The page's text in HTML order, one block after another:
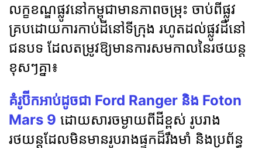
លក្ខខណ្ឌផ្លូវនៅកម្ពុជាមានភាពចម្រុះ ចាប់ពីផ្លូវ
គ្របដោយការកាប់ដីនៅទីក្រុង រហូតដល់ផ្លូវដីនៅ
ជនបទ ដែលតម្រូវឱ្យមានការសមកាលនៃរថយន្ត
ខុសៗគ្នា៖
គំរូប៊ីកអាប់ដូចជា Ford Ranger និង Foton
Mars 9 ដោយសារចម្ងាយពីដីខ្ពស់ រូបរាង
រថយន្តដែលមិនមានរូបរាងផ្ទុកដ៏រឹងមាំ និងប្រព័ន្ធ